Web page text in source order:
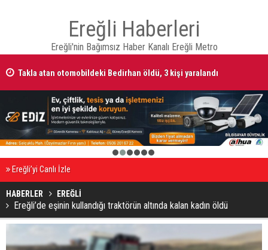
Ereğli Haberleri
Ereğli'nin Bağımsız Haber Kanalı Ereğli Metro
Takla atan otomobildeki Bedirhan öldü, 3 kişi yaralandı
2 3 4 5 6
Ereğli’yi Canlı İzle
HABERLER EREĞLİ
Ereğli’de eşinin kullandığı traktörün altında kalan kadın öldü